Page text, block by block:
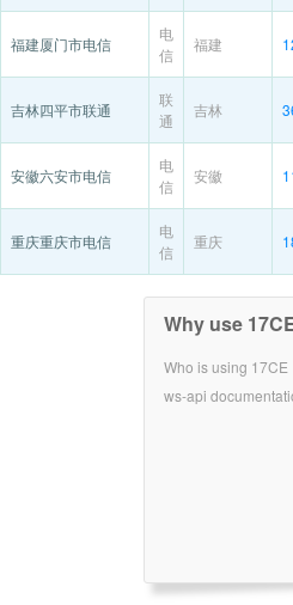
福建厦门市电信
电
信
福建
吉林四平市联通
联
通
吉林
安徽六安市电信
电
信
安徽
重庆重庆市电信
电
信
重庆
Why use
Who is using 17CE
ws-api